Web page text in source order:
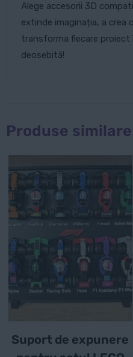
Alege accesorii 3D
extinde imaginația, a crea
transforma fiecare
deosebită!
Produse similare
Suport de expunere